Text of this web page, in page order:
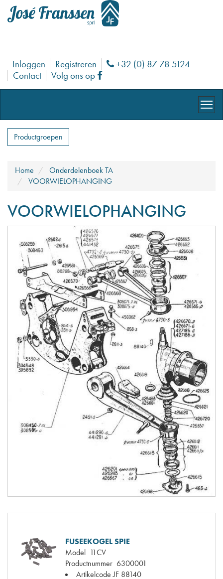
Inloggen Registreren Phone
+32 (0) 87 78 5124
Contact
Volg ons op Facebook
Productgroepen
Home
Onderdelenboek TA
VOORWIELOPHANGING
VOORWIELOPHANGING
FUSEEKOGEL SPIE
Model 11CV
Productnummer 6300001
Artikelcode JF 88140